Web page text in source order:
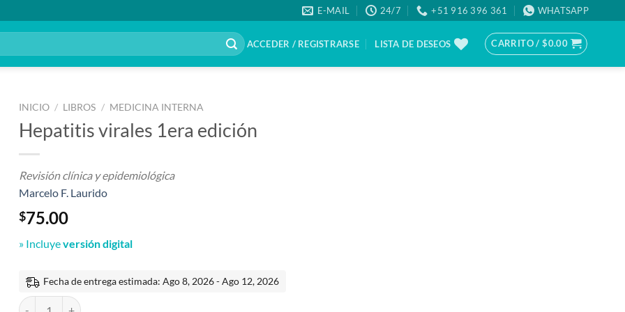
E-MAIL 24/7 +51 916 396 361 WHATSAPP
ACCEDER / REGISTRARSE LISTA DE DESEOS CARRITO /$0.00
INICIO / LIBROS / MEDICINA INTERNA
Hepatitis virales 1era edición
Revisión clínica y epidemiológica
Marcelo F. Laurido
$75.00
» Incluyeversión digital
Fecha de entrega estimada: Ago 8, 2026 - Ago 12, 2026
Hepatitis virales 1era edición cantidad